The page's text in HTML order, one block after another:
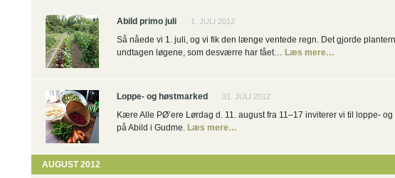
Abild primo juli 1. JULI 2012
Så nåede vi 1. juli, og vi fik den længe ventede regn. Det gjorde
undtagen løgene, som desværre har fået… Læs mere…
Loppe- og høstmarked 31. JULI 2012
Kære Alle PØ’ere Lørdag d. 11. august fra 11–17 inviterer vi til loppe- og
på Abild i Gudme. Læs mere…
AUGUST 2012